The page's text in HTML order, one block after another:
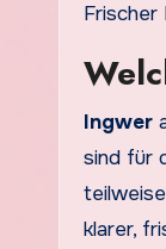
Frischer
Ingwer
sind für
klarer,